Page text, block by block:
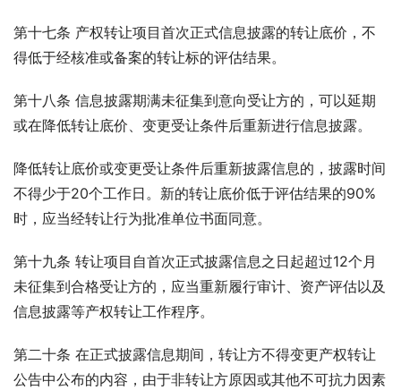
第十七条 产权转让项目首次正式信息披露的转让底价，不
得低于经核准或备案的转让标的评估结果。
第十八条 信息披露期满未征集到意向受让方的，可以延期
或在降低转让底价、变更受让条件后重新进行信息披露。
降低转让底价或变更受让条件后重新披露信息的，披露时间
不得少于20个工作日。新的转让底价低于评估结果的90%
时，应当经转让行为批准单位书面同意。
第十九条 转让项目自首次正式披露信息之日起超过12个月
未征集到合格受让方的，应当重新履行审计、资产评估以及
信息披露等产权转让工作程序。
第二十条 在正式披露信息期间，转让方不得变更产权转让
公告中公布的内容，由于非转让方原因或其他不可抗力因素